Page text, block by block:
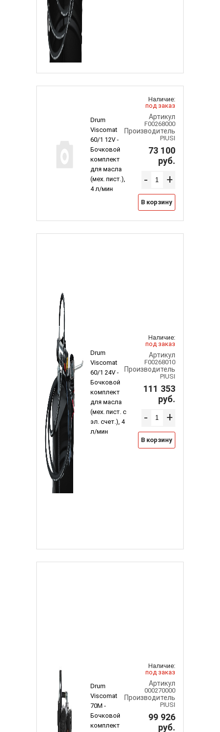
Drum
Viscomat
60/1 12V -
Бочковой
комплект
для масла
(мех. пист.),
4 л/мин
Наличие:
под заказ
Артикул
F00268000
Производитель
PIUSI
73 100
руб.
- +
В корзину
Drum
Viscomat
60/1 24V -
Бочковой
комплект
для масла
(мех. пист. с
эл. счет.), 4
л/мин
Наличие:
под заказ
Артикул
F00268010
Производитель
PIUSI
111 353
руб.
- +
В корзину
Drum
Viscomat
70M -
Бочковой
комплект
Наличие:
под заказ
Артикул
000270000
Производитель
PIUSI
99 926
руб.